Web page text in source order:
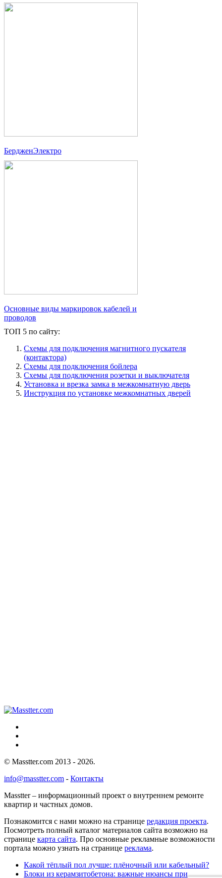
БердженЭлектро
Основные виды маркировок кабелей и
проводов
ТОП 5 по сайту:
Схемы для подключения магнитного пускателя
(контактора)
Схемы для подключения бойлера
Схемы для подключения розетки и выключателя
Установка и врезка замка в межкомнатную дверь
Инструкция по установке межкомнатных дверей
© Masstter.com 2013 - 2026.
info@masstter.com - Контакты
Masstter – информационный проект о внутреннем ремонте
квартир и частных домов.
Познакомится с нами можно на странице редакция проекта.
Посмотреть полный каталог материалов сайта возможно на
странице карта сайта. Про основные рекламные возможности
портала можно узнать на странице реклама.
Какой тёплый пол лучше: плёночный или кабельный?
Блоки из керамзитобетона: важные нюансы при